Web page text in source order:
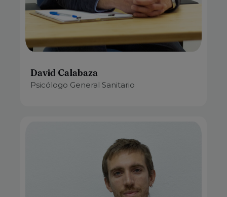
David Calabaza
Psicólogo General Sanitario